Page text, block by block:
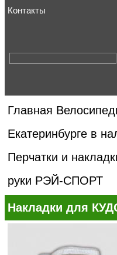
Контакты
Главная
Екатеринбурге в
Перчатки и
руки РЭЙ-СПОРТ
Накладки для